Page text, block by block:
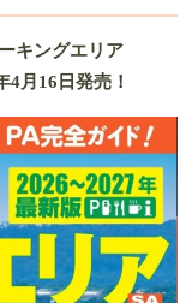
キングエリア
4月16日発売！